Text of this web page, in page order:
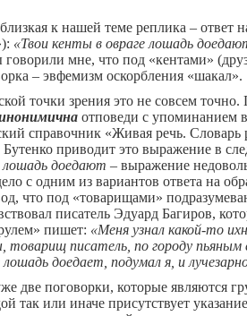
к нашей теме реплика – ответ
«Твои кенты в овраге лошадь
говорили мне, что под «кентами»
– эвфемизм оскорбления «шакал».
точки зрения это не совсем
отповеди с упоминанием
справочник «Живая речь.
приводит это выражение в
лошадь доедают – выражение
с одним из вариантов ответа на
что под «товарищами»
писатель Эдуард Багиров,
пишет: «Меня узнал какой-то
писатель, по городу
лошадь доедает, подумал я, и
две поговорки, которые являются
так или иначе присутствует